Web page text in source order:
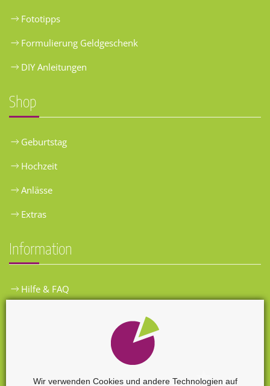
Wir verwenden Cookies und andere Technologien auf
Fototipps
Formulierung Geldgeschenk
DIY Anleitungen
Shop
Geburtstag
Hochzeit
Anlässe
Extras
Information
Hilfe & FAQ